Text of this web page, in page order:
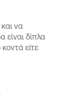
να
είναι δίπλα
είτε